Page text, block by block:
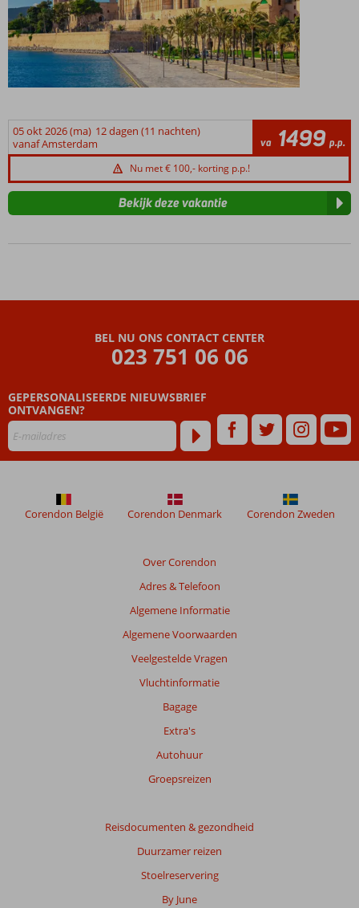
05 okt 2026 (ma) 12 dagen (11 nachten)
vanaf Amsterdam
va 1499 p.p.
Nu met € 100,- korting p.p.!
Bekijk deze vakantie
BEL NU ONS CONTACT CENTER
023 751 06 06
GEPERSONALISEERDE NIEUWSBRIEF
ONTVANGEN?
Over Corendon
Adres & Telefoon
Algemene Informatie
Algemene Voorwaarden
Veelgestelde Vragen
Vluchtinformatie
Bagage
Extra's
Autohuur
Groepsreizen
Reisdocumenten & gezondheid
Duurzamer reizen
Stoelreservering
By June
Corendon België Corendon Denmark Corendon Zweden